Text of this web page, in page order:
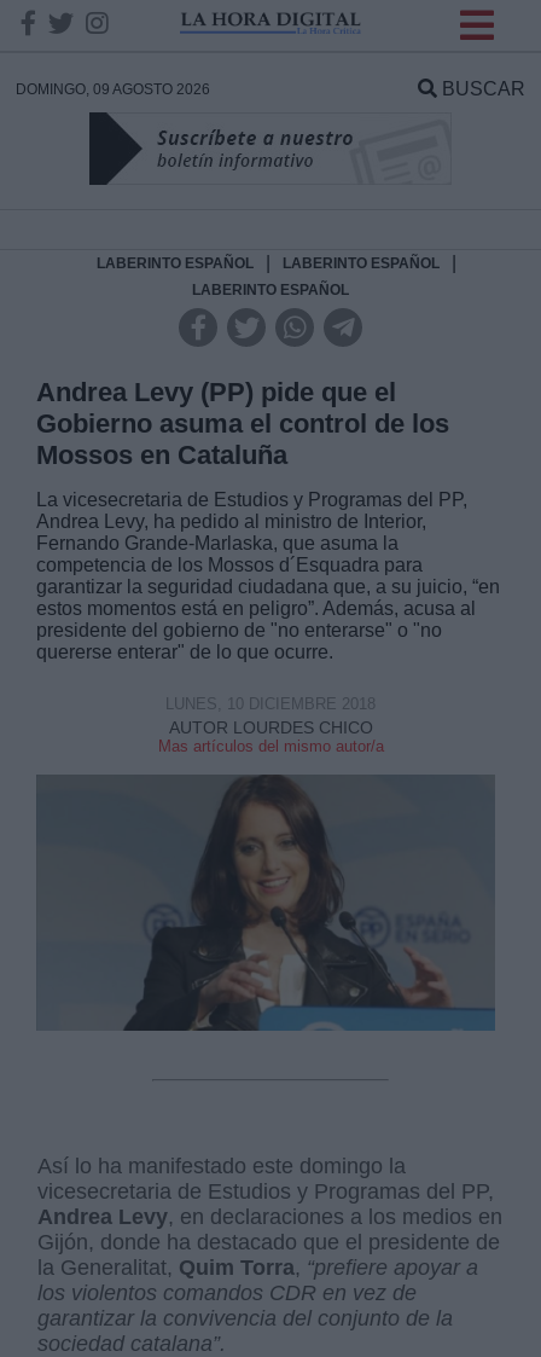
DOMINGO, 09 AGOSTO 2026 BUSCAR
LABERINTO ESPAÑOL LABERINTO ESPAÑOL
LABERINTO ESPAÑOL
Andrea Levy (PP) pide que el
Gobierno asuma el control de los
Mossos en Cataluña
La vicesecretaria de Estudios y Programas del PP,
Andrea Levy, ha pedido al ministro de Interior,
Fernando Grande-Marlaska, que asuma la
competencia de los Mossos d´Esquadra para
garantizar la seguridad ciudadana que, a su juicio, “en
estos momentos está en peligro”. Además, acusa al
presidente del gobierno de "no enterarse" o "no
quererse enterar" de lo que ocurre.
AUTOR LOURDES CHICO
Mas artículos del mismo autor/a
LUNES, 10 DICIEMBRE 2018
Así lo ha manifestado este domingo la
vicesecretaria de Estudios y Programas del PP,
Andrea Levy, en declaraciones a los medios en
Gijón, donde ha destacado que el presidente de
la Generalitat, Quim Torra, “prefiere apoyar a
los violentos comandos CDR en vez de
garantizar la convivencia del conjunto de la
sociedad catalana”.
DATOS
Responsable:
Destinatarios: